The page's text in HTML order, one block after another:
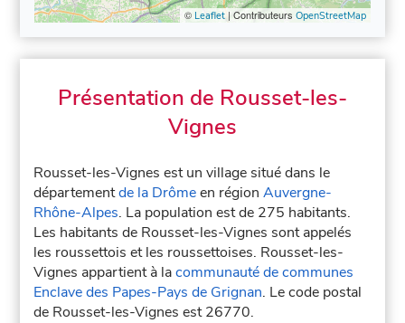
© Leaflet| Contributeurs OpenStreetMap
Présentation de Rousset-les-
Vignes
Rousset-les-Vignes est un village situé dans le
départementde la Drômeen régionAuvergne-
Rhône-Alpes. La population est de 275 habitants.
Les habitants de Rousset-les-Vignes sont appelés
les roussettois et les roussettoises. Rousset-les-
Vignes appartient à lacommunauté de communes
Enclave des Papes-Pays de Grignan. Le code postal
de Rousset-les-Vignes est 26770.